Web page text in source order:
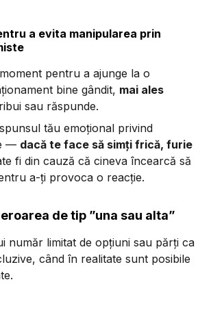
a evita manipularea prin
pentru a ajunge la o
bine gândit, mai ales
sau răspunde.
tău emoțional privind
— dacă te face să simți frică, furie
fi din cauză că cineva încearcă să
a-ți provoca o reacție.
de tip ”una sau alta”
număr limitat de opțiuni sau părți ca
când în realitate sunt posibile